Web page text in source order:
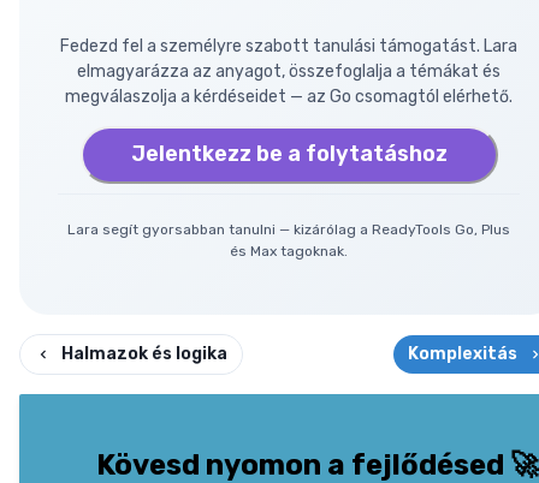
Fedezd fel a személyre szabott tanulási támogatást. Lara
elmagyarázza az anyagot, összefoglalja a témákat és
megválaszolja a kérdéseidet — az Go csomagtól elérhető.
Jelentkezz be a folytatáshoz
Lara segít gyorsabban tanulni — kizárólag a ReadyTools Go, Plus
és Max tagoknak.
Halmazok és logika Komplexitás
Kövesd nyomon a fejlődésed 🚀